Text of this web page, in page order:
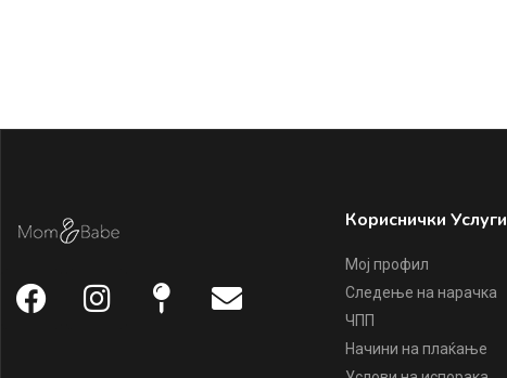
Кориснички Услуги
Мој профил
Следење на нарачка
ЧПП
Начини на плаќање